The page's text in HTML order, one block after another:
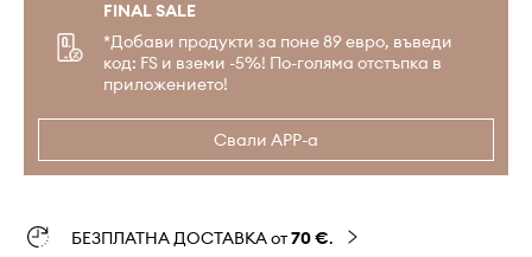
FINAL SALE
*Добави продукти за поне 89 евро, въведи
код: FS и вземи -5%! По-голяма отстъпка в
приложението!
Свали APP-а
БЕЗПЛАТНА ДОСТАВКА от70 €.